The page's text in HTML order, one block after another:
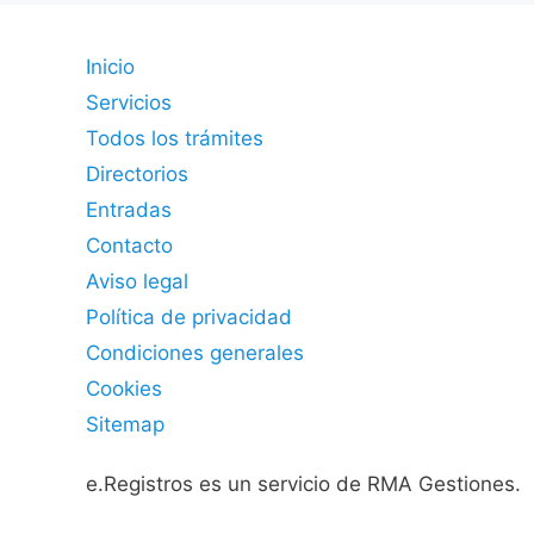
Inicio
Servicios
Todos los trámites
Directorios
Entradas
Contacto
Aviso legal
Política de privacidad
Condiciones generales
Cookies
Sitemap
e.Registros es un servicio de RMA Gestiones.